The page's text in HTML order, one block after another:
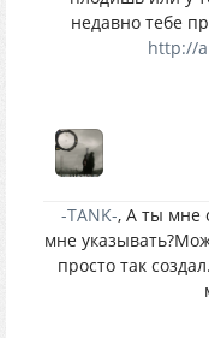
недавно тебе
http://
-TANK-, А ты мне
мне
просто так